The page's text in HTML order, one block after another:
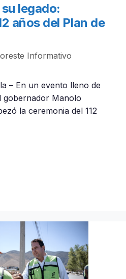
legado:
años del Plan de
Informativo
– En un evento lleno de
gobernador Manolo
la ceremonia del 112